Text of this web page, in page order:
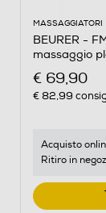
MASSAGGIATORI
BEURER -
massaggio
€ 69,90
€ 82,99
Acquisto
Ritiro in